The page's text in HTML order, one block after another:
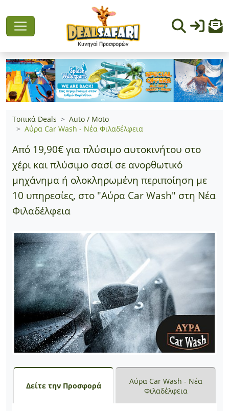
Τοπικά Deals
Auto / Moto
Αύρα Car Wash - Νέα Φιλαδέλφεια
Από 19,90€ για πλύσιμο αυτοκινήτου στο
χέρι και πλύσιμο σασί σε ανορθωτικό
μηχάνημα ή ολοκληρωμένη περιποίηση με
10 υπηρεσίες, στο "Αύρα Car Wash" στη Νέα
Φιλαδέλφεια
Δείτε την Προσφορά
Αύρα Car Wash - Νέα
Φιλαδέλφεια